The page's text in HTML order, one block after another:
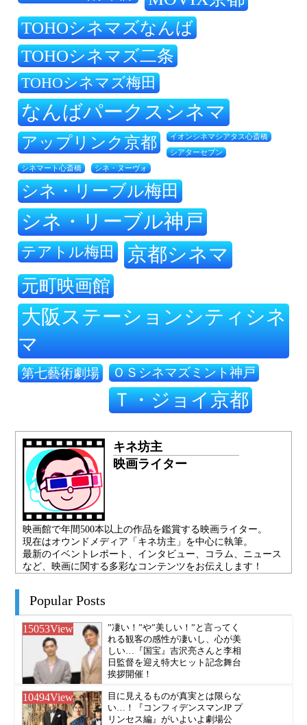
TOHOシネマズなんば
TOHOシネマズ二条
TOHOシネマズ梅田
なんばパークスシネマ
アップリンク京都 イオンシネマシアタス心斎橋
シアターセブン
シネマート心斎橋 シネ・ヌーヴォ
シネ・リーブル梅田
シネ・リーブル神戸
テアトル梅田 京都シネマ
元町映画館
大阪ステーションシティシネ
マ
第七藝術劇場 ＯＳシネマズミント神戸
Ｔ・ジョイ京都
キネ坊主
映画ライター
映画館で年間500本以上の作品を鑑賞する映画ライター。
現在はオウンドメディア「キネ坊主」を中心に執筆。
最新のイベントレポート、インタビュー、コラム、ニュース
など、映画に関する多彩なコンテンツをお伝えします！
Popular Posts
15053View
”凄い！”や”美しい！”と言ってく
れる観客の感性が凄いし、心が美
しい…『国宝』吉沢亮さんと李相
日監督を迎え特大ヒット記念舞台
挨拶開催！
10494View
目に見えるものが真実とは限らな
い…！『コンフィデンスマンJP プ
リンセス編』がいよいよ劇場公